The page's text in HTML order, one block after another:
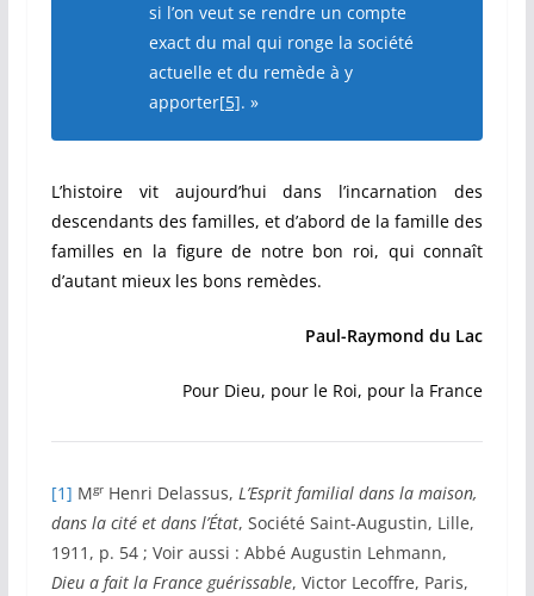
si l’on veut se rendre un compte
exact du mal qui ronge la société
actuelle et du remède à y
apporter[5]. »
L’histoire vit aujourd’hui dans l’incarnation des
descendants des familles, et d’abord de la famille des
familles en la figure de notre bon roi, qui connaît
d’autant mieux les bons remèdes.
Paul-Raymond du Lac
Pour Dieu, pour le Roi, pour la France
[1] MgrHenri Delassus, L’Esprit familial dans la maison,
dans la cité et dans l’État, Société Saint-Augustin, Lille,
1911, p. 54 ; Voir aussi : Abbé Augustin Lehmann,
Dieu a fait la France guérissable, Victor Lecoffre, Paris,